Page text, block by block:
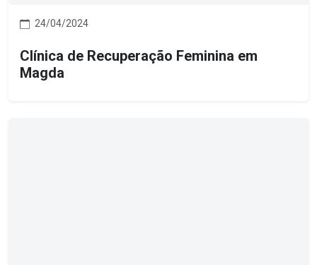
24/04/2024
Clínica de Recuperação Feminina em
Magda